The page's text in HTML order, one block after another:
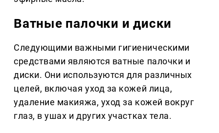
Ватные палочки и диски
Следующими важными гигиеническими
средствами являются ватные палочки и
диски. Они используются для различных
целей, включая уход за кожей лица,
удаление макияжа, уход за кожей вокруг
глаз, в ушах и других участках тела.